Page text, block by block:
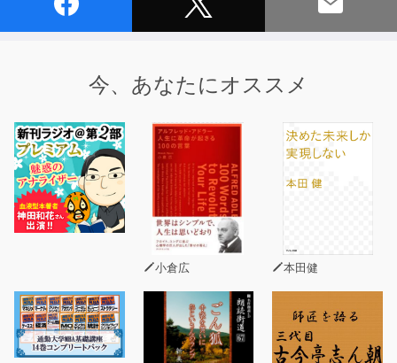
専門用語も計算式も出てこない、
誰でも最後まで読み通せる
「やさしい経済の入門書」です。
——
経済について考えるようになった。
そこでは、日本政府の借金である日本国債などを扱う
金利トレーディングという仕事をしてきた。
今、あなたにオススメ
小倉広 本田健